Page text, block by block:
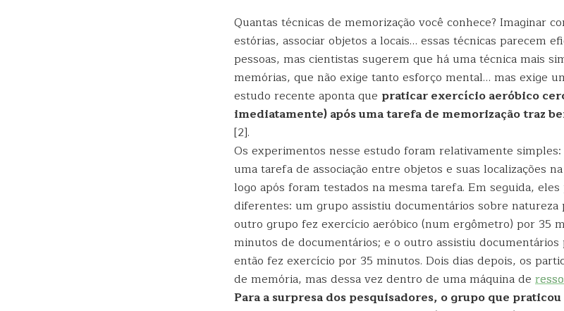
Quantas técnicas de memorização você conhece? Imaginar
estórias, associarobjetos a locais… essas técnicas parecem
pessoas, mas cientistas sugerem que há uma técnica mais
memórias, que não exige tanto esforço mental… mas exige
estudo recente aponta que praticar exercício aeróbico
imediatamente) após uma tarefa de memorização traz
[2].
Os experimentos nesse estudo foram relativamente
uma tarefa de associação entre objetos e suas localizações
logo após foram testados na mesma tarefa. Em seguida,
diferentes: um grupo assistiu documentários sobre natureza
outro grupo fez exercício aeróbico (num ergômetro) por 35
minutos de documentários; e o outro assistiu
então fez exercício por 35 minutos. Dois dias depois, os
de memória, mas dessa vez dentro de uma máquina de
Para a surpresa dos pesquisadores, o grupo que